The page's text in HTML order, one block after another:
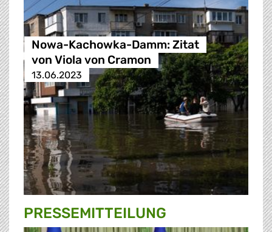
Nowa-Kachowka-Damm: Zitat
von Viola von Cramon
13.06.2023
PRESSE­MITTEILUNG